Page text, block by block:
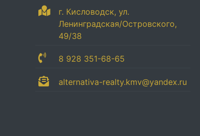
г. Кисловодск, ул.
Ленинградская/Островского,
49/38
8 928 351-68-65
alternativa-realty.kmv@yandex.ru